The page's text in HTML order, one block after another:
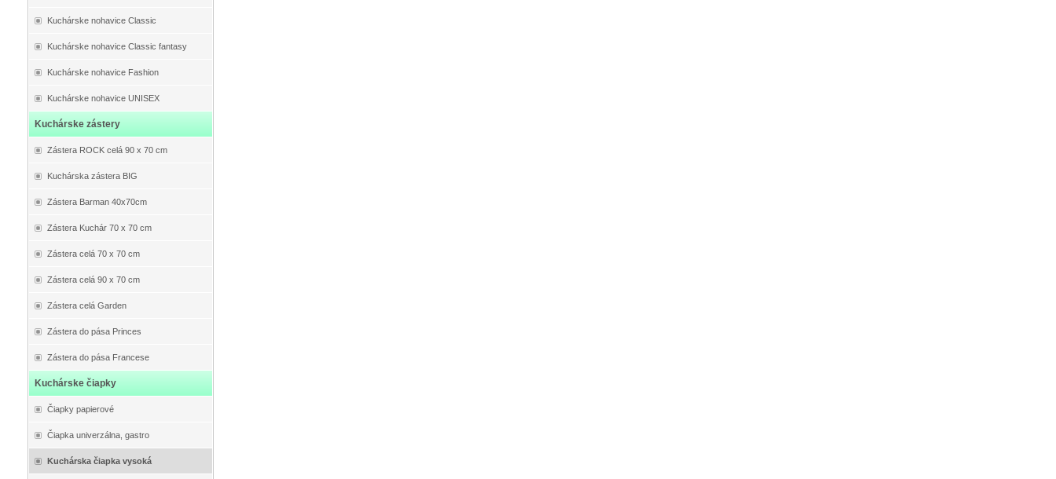
Kuchárske nohavice Classic
Kuchárske nohavice Classic fantasy
Kuchárske nohavice Fashion
Kuchárske nohavice UNISEX
Kuchárske zástery
Zástera ROCK celá 90 x 70 cm
Kuchárska zástera BIG
Zástera Barman 40x70cm
Zástera Kuchár 70 x 70 cm
Zástera celá 70 x 70 cm
Zástera celá 90 x 70 cm
Zástera celá Garden
Zástera do pása Princes
Zástera do pása Francese
Kuchárske čiapky
Čiapky papierové
Čiapka univerzálna, gastro
Kuchárska čiapka vysoká